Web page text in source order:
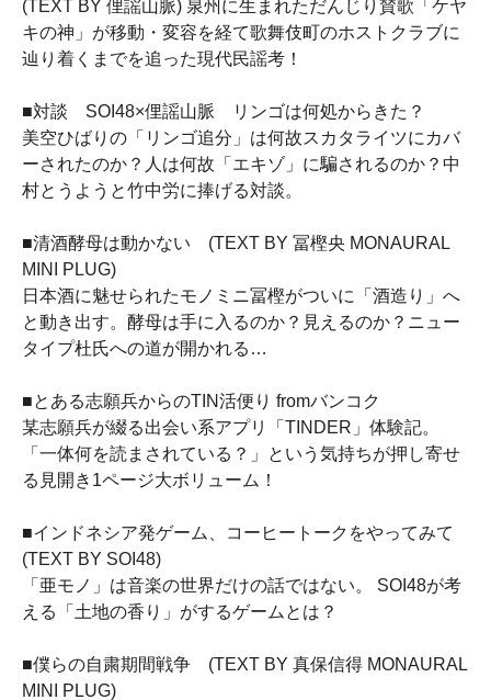
(TEXT BY 俚謡山脈) 泉州に生まれただんじり賛歌「ケヤ
キの神」が移動・変容を経て歌舞伎町のホストクラブに
辿り着くまでを追った現代民謡考！
■対談 SOI48×俚謡山脈 リンゴは何処からきた？
美空ひばりの「リンゴ追分」は何故スカタライツにカバ
ーされたのか？人は何故「エキゾ」に騙されるのか？中
村とうようと竹中労に捧げる対談。
■清酒酵母は動かない (TEXT BY 冨樫央 MONAURAL
MINI PLUG)
日本酒に魅せられたモノミニ冨樫がついに「酒造り」へ
と動き出す。酵母は手に入るのか？見えるのか？ニュー
タイプ杜氏への道が開かれる…
■とある志願兵からのTIN活便り fromバンコク
某志願兵が綴る出会い系アプリ「TINDER」体験記。
「一体何を読まされている？」という気持ちが押し寄せ
る見開き1ページ大ボリューム！
■インドネシア発ゲーム、コーヒートークをやってみて
(TEXT BY SOI48)
「亜モノ」は音楽の世界だけの話ではない。 SOI48が考
える「土地の香り」がするゲームとは？
■僕らの自粛期間戦争 (TEXT BY 真保信得 MONAURAL
MINI PLUG)